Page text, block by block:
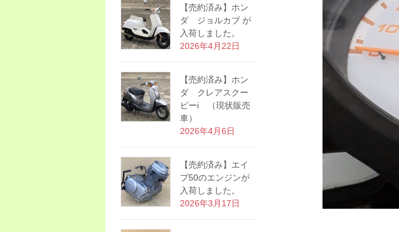
【売約済み】ホン
ダ ジョルカブ が
入荷しました。
2026年4月22日
【売約済み】ホン
ダ クレアスクー
ピーi （現状販売
車）
2026年4月6日
【売約済み】エイ
プ50のエンジンが
入荷しました。
2026年3月17日